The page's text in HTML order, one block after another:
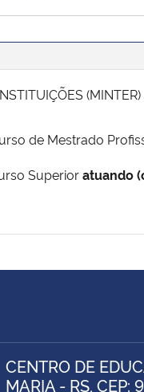
de Mestrado
Superioratuando
CENTRO DE
MARIA - RS, CEP: